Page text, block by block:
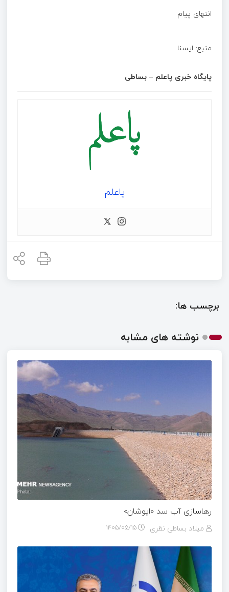
انتهای پیام
منبع: ا‌یسنا
پایگاه خبری پاعلم – بساطی
پاعلم
برچسب ها:
نوشته های مشابه
رهاسازی آب سد «ایوشان»
میلاد بساطی نظری ۱۴۰۵/۰۵/۱۵